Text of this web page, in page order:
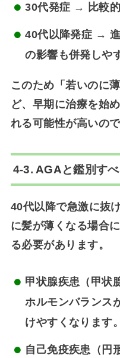
30代発症 → 比較
40代以降発症 →
の影響も併発しや
このため「若いのに
ど、 早期に治療を始
れる可能性が高いので
4-3. AGAと鑑別す
40代以降で急激に抜
に髪が薄くなる場合に
る必要があります。
甲状腺疾患（甲状
ホルモンバランス
けやすくなります。
自己免疫疾患（円